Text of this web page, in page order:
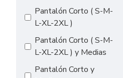
EURO 2024
Serie A
Pantalón Corto ( S-M-
L-XL-2XL )
Pantalón Corto ( S-M-
L-XL-2XL ) y Medias
Pantalón Corto y